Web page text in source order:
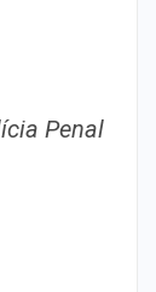
Penal